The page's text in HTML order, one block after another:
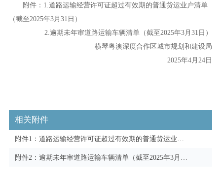
附件：1.道路运输经营许可证超过有效期的普通货运业户清单
（截至2025年3月31日）
2.逾期未年审道路运输车辆清单（截至2025年3月31日）
横琴粤澳深度合作区城市规划和建设局
2025年4月24日
相关附件
附件1：道路运输经营许可证超过有效期的普通货运业户
附件2：逾期未年审道路运输车辆清单（截至2025年3月31